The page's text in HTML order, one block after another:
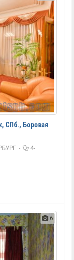
СПб., Боровая
-
4-
6